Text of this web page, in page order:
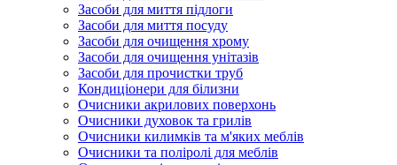
Засоби для миття підлоги
Засоби для миття посуду
Засоби для очищення хрому
Засоби для очищення унітазів
Засоби для прочистки труб
Кондиціонери для білизни
Очисники акрилових поверхонь
Очисники духовок та грилів
Очисники килимків та м'яких меблів
Очисники та поліролі для меблів